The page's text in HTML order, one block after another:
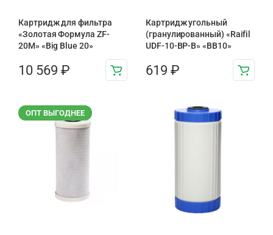
Картридж для фильтра
«Золотая Формула ZF-
20М» «Big Blue 20»
10 569 ₽
Картридж угольный
(гранулированный) «Raifil
UDF-10-BP-B» «BB10»
619 ₽
ОПТ ВЫГОДНЕЕ